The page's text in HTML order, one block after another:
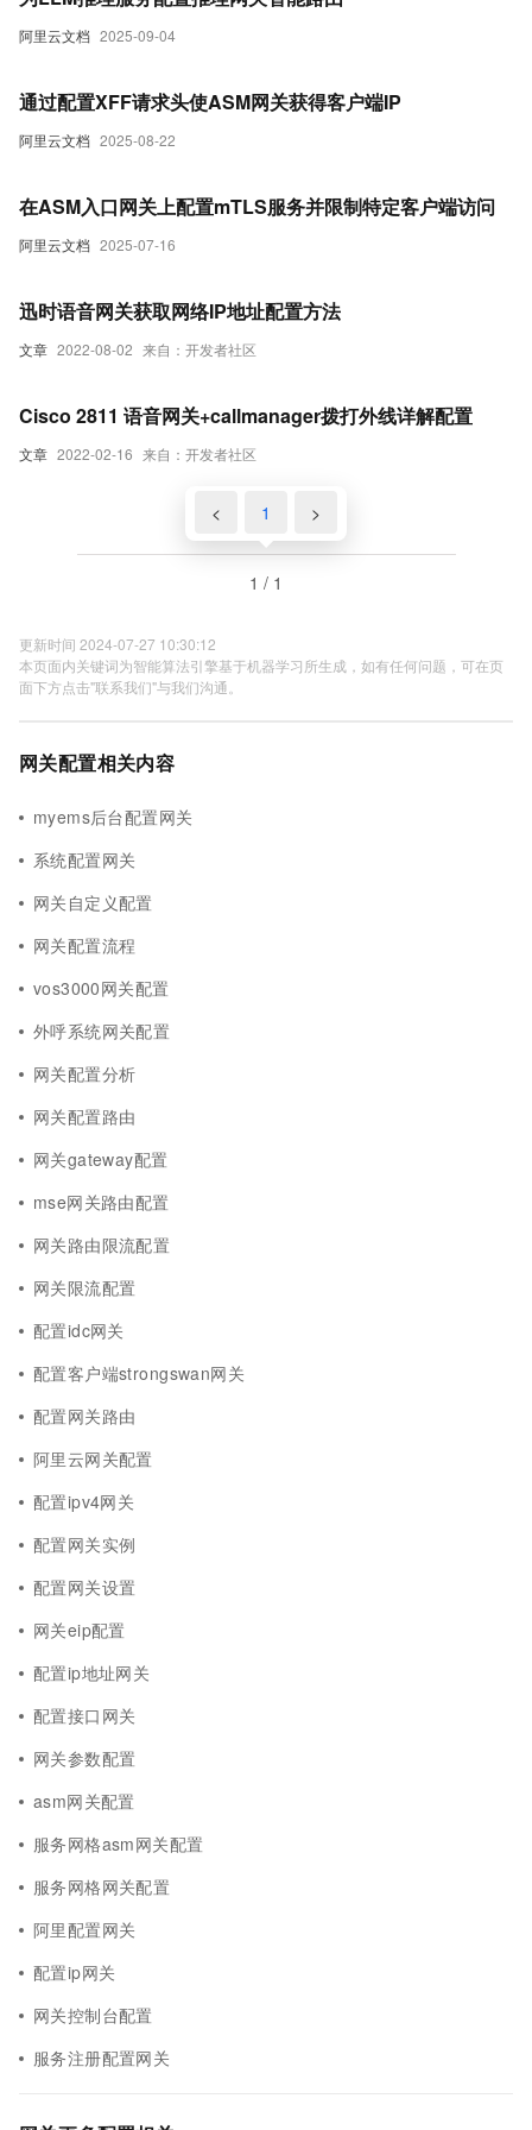
阿里云文档 2025-09-04
阿里云文档 2025-08-22
通过配置XFF请求头使ASM网关获得客户端IP
阿里云文档 2025-07-16
在ASM入口网关上配置mTLS服务并限制特定客户端访问
文章 2022-08-02 来自：开发者社区
迅时语音网关获取网络IP地址配置方法
文章 2022-02-16 来自：开发者社区
Cisco 2811 语音网关+callmanager拨打外线详解配置
< 1 >
1 / 1
更新时间 2024-07-27 10:30:12
本页面内关键词为智能算法引擎基于机器学习所生成，如有任何问题，可在页
面下方点击"联系我们"与我们沟通。
网关配置相关内容
myems后台配置网关
系统配置网关
网关自定义配置
网关配置流程
vos3000网关配置
外呼系统网关配置
网关配置分析
网关配置路由
网关gateway配置
mse网关路由配置
网关路由限流配置
网关限流配置
配置idc网关
配置客户端strongswan网关
配置网关路由
阿里云网关配置
配置ipv4网关
配置网关实例
配置网关设置
网关eip配置
配置ip地址网关
配置接口网关
网关参数配置
asm网关配置
服务网格asm网关配置
服务网格网关配置
阿里配置网关
配置ip网关
网关控制台配置
服务注册配置网关